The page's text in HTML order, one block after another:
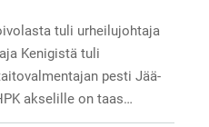
tuli urheilujohtaja
Kenigistä tuli
pesti Jää-
akselille on taas…